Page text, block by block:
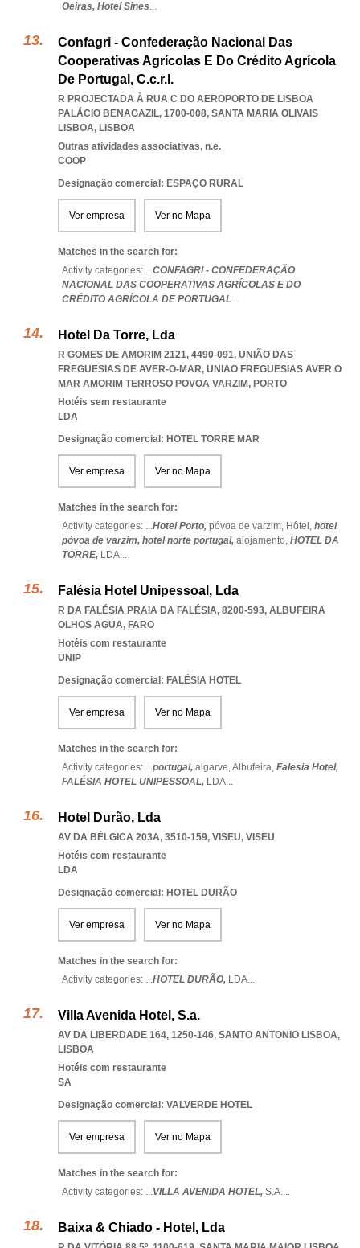
Oeiras, Hotel Sines...
Confagri - Confederação Nacional Das
Cooperativas Agrícolas E Do Crédito Agrícola
De Portugal, C.c.r.l.
R PROJECTADA À RUA C DO AEROPORTO DE LISBOA
PALÁCIO BENAGAZIL, 1700-008, SANTA MARIA OLIVAIS
LISBOA, LISBOA
Outras atividades associativas, n.e.
COOP
Designação comercial: ESPAÇO RURAL
Ver empresa Ver no Mapa
Matches in the search for:
Activity categories: ...CONFAGRI - CONFEDERAÇÃO
NACIONAL DAS COOPERATIVAS AGRÍCOLAS E DO
CRÉDITO AGRÍCOLA DE PORTUGAL...
Hotel Da Torre, Lda
R GOMES DE AMORIM 2121, 4490-091, UNIÃO DAS
FREGUESIAS DE AVER-O-MAR, UNIAO FREGUESIAS AVER O
MAR AMORIM TERROSO POVOA VARZIM, PORTO
Hotéis sem restaurante
LDA
Designação comercial: HOTEL TORRE MAR
Ver empresa Ver no Mapa
Matches in the search for:
Activity categories: ...Hotel Porto, póvoa de varzim, Hôtel, hotel
póvoa de varzim, hotel norte portugal, alojamento, HOTEL DA
TORRE, LDA...
Falésia Hotel Unipessoal, Lda
R DA FALÉSIA PRAIA DA FALÉSIA, 8200-593, ALBUFEIRA
OLHOS AGUA, FARO
Hotéis com restaurante
UNIP
Designação comercial: FALÉSIA HOTEL
Ver empresa Ver no Mapa
Matches in the search for:
Activity categories: ...portugal, algarve,Albufeira, Falesia Hotel,
FALÉSIA HOTEL UNIPESSOAL, LDA...
Hotel Durão, Lda
AV DA BÉLGICA 203A, 3510-159, VISEU, VISEU
Hotéis com restaurante
LDA
Designação comercial: HOTEL DURÃO
Ver empresa Ver no Mapa
Matches in the search for:
Activity categories: ...HOTEL DURÃO, LDA...
Villa Avenida Hotel, S.a.
AV DA LIBERDADE 164, 1250-146, SANTO ANTONIO LISBOA,
LISBOA
Hotéis com restaurante
SA
Designação comercial: VALVERDE HOTEL
Ver empresa Ver no Mapa
Matches in the search for:
Activity categories: ...VILLA AVENIDA HOTEL, S.A....
Baixa & Chiado - Hotel, Lda